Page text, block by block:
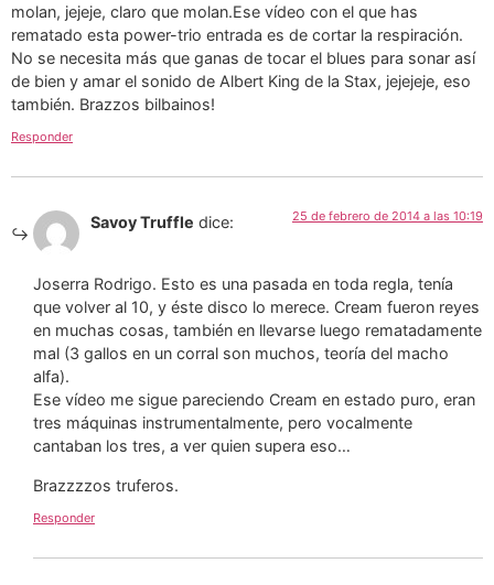
molan, jejeje, claro que molan.Ese vídeo con el que has
rematado esta power-trio entrada es de cortar la respiración.
No se necesita más que ganas de tocar el blues para sonar así
de bien y amar el sonido de Albert King de la Stax, jejejeje, eso
también. Brazzos bilbainos!
Responder
Savoy Truffle dice: 25 de febrero de 2014 a las 10:19
Joserra Rodrigo. Esto es una pasada en toda regla, tenía
que volver al 10, y éste disco lo merece. Cream fueron reyes
en muchas cosas, también en llevarse luego rematadamente
mal (3 gallos en un corral son muchos, teoría del macho
alfa).
Ese vídeo me sigue pareciendo Cream en estado puro, eran
tres máquinas instrumentalmente, pero vocalmente
cantaban los tres, a ver quien supera eso…
Brazzzzos truferos.
Responder